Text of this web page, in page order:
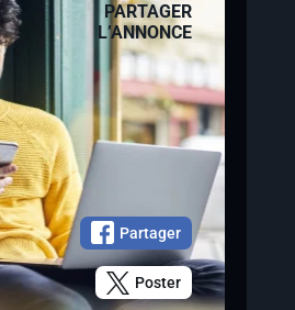
PARTAGER
L’ANNONCE
Partager
Poster